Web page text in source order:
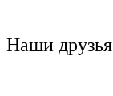
Наши друзья